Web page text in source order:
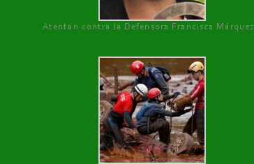
Atentan contra la Defensora Francisca Márquez